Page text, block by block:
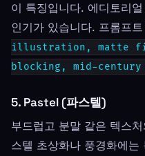
이 특징입니다. 에디토리
인기가 있습니다. 프롬프
illustration, matte
blocking, mid-century
5. Pastel (파스텔)
부드럽고 분말 같은 텍스
스텔 초상화나 풍경화에